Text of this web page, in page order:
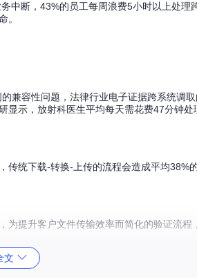
中断，43%的员工每周浪费5小时以上处理
。
兼容性问题，法律行业电子证据跨系统
显示，放射科医生平均每天需花费47分钟
统下载-转换-上传的流程会造成平均38%
提升客户文件传输效率而简化的验证流程
文